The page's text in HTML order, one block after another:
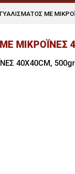
ΜΕ
ΜΙΚΡΟΪΝΕΣ